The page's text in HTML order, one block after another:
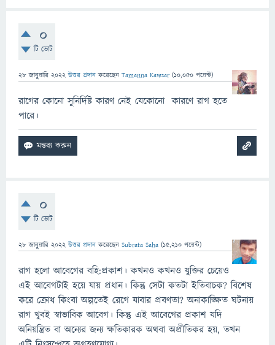
0
টি ভোট
28 জানুয়ারি 2022 উত্তর প্রদান করেছেন Tamanna Kawsar (10,050 পয়েন্ট)
রাগের কোনো সুনির্দিষ্ট কারণ নেই যেকোনো কারণে রাগ হতে
পারে।
0
টি ভোট
28 জানুয়ারি 2022 উত্তর প্রদান করেছেন Subrata Saha (15,210 পয়েন্ট)
রাগ হলো আবেগের বহি:প্রকাশ। কখনও কখনও যুক্তির চেয়েও
এই আবেগটাই হয়ে যায় প্রধান। কিন্তু সেটা কতটা ইতিবাচক? বিশেষ
করে ক্রোধ কিংবা অল্পতেই রেগে যাবার প্রবণতা? অনাকাঙ্ক্ষিত ঘটনায়
রাগ খুবই স্বাভাবিক আবেগ। কিন্তু এই আবেগের প্রকাশ যদি
অনিয়ন্ত্রিত বা অন্যের জন্য ক্ষতিকারক অথবা অপ্রীতিকর হয়, তখন